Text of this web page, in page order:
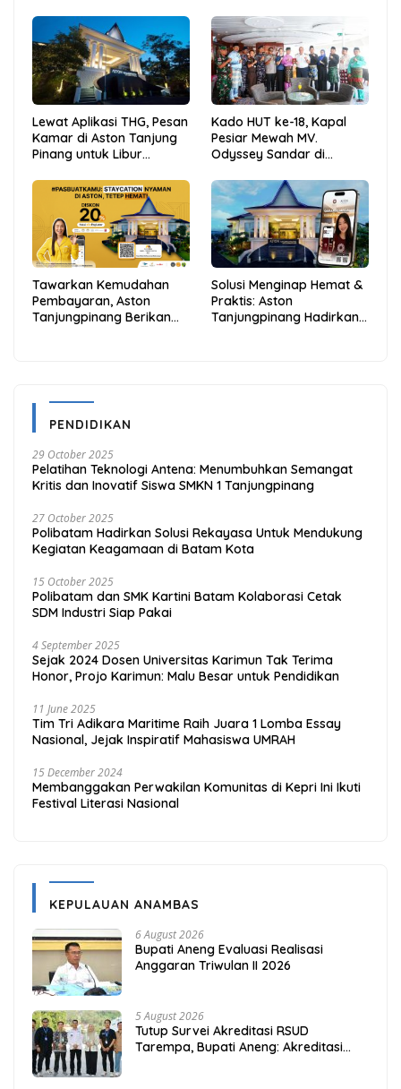
Lewat Aplikasi THG, Pesan
Kamar di Aston Tanjung
Pinang untuk Libur
dan Hemat
Kado HUT ke-18, Kapal
Pesiar Mewah MV.
Odyssey Sandar di
Anambas Siap Mendunia
Tawarkan Kemudahan
Pembayaran, Aston
Tanjungpinang Berikan
Solusi Menginap Hemat &
Praktis: Aston
Tanjungpinang Hadirkan
PENDIDIKAN
29 October 2025
Pelatihan Teknologi Antena: Menumbuhkan Semangat
Kritis dan Inovatif Siswa SMKN 1 Tanjungpinang
27 October 2025
Polibatam Hadirkan Solusi Rekayasa Untuk Mendukung
Kegiatan Keagamaan di Batam Kota
15 October 2025
Polibatam dan SMK Kartini Batam Kolaborasi Cetak
SDM Industri Siap Pakai
4 September 2025
Sejak 2024 Dosen Universitas Karimun Tak Terima
Honor, Projo Karimun: Malu Besar untuk Pendidikan
11 June 2025
Tim Tri Adikara Maritime Raih Juara 1 Lomba Essay
Nasional, Jejak Inspiratif Mahasiswa UMRAH
15 December 2024
Membanggakan Perwakilan Komunitas di Kepri Ini Ikuti
Festival Literasi Nasional
KEPULAUAN ANAMBAS
6 August 2026
Bupati Aneng Evaluasi Realisasi
Anggaran Triwulan II 2026
5 August 2026
Tutup Survei Akreditasi RSUD
Tarempa, Bupati Aneng: Akreditasi